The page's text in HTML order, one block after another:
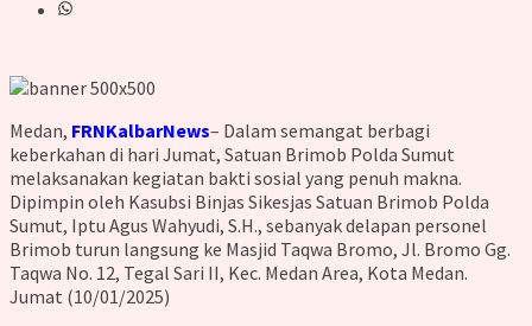
Medan, FRNKalbarNews– Dalam semangat berbagi
keberkahan di hari Jumat, Satuan Brimob Polda Sumut
melaksanakan kegiatan bakti sosial yang penuh makna.
Dipimpin oleh Kasubsi Binjas Sikesjas Satuan Brimob Polda
Sumut, Iptu Agus Wahyudi, S.H., sebanyak delapan personel
Brimob turun langsung ke Masjid Taqwa Bromo, Jl. Bromo Gg.
Taqwa No. 12, Tegal Sari II, Kec. Medan Area, Kota Medan.
Jumat (10/01/2025)